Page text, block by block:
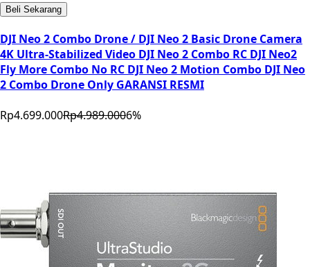
Beli Sekarang
DJI Neo 2 Combo Drone / DJI Neo 2 Basic Drone Camera
4K Ultra-Stabilized Video DJI Neo 2 Combo RC DJI Neo2
Fly More Combo No RC DJI Neo 2 Motion Combo DJI Neo
2 Combo Drone Only GARANSI RESMI
Rp4.699.000Rp4.989.0006%